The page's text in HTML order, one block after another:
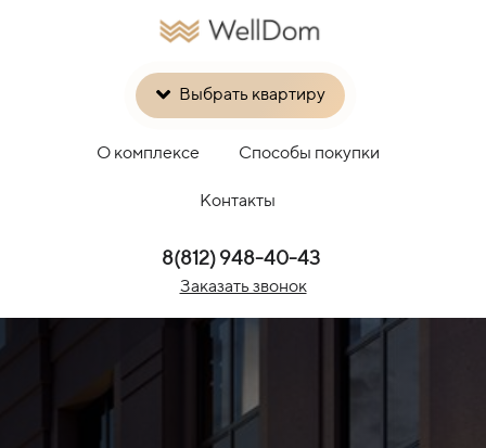
Выбрать квартиру
О комплексе Способы покупки
Контакты
8(812) 948-40-43
Заказать звонок